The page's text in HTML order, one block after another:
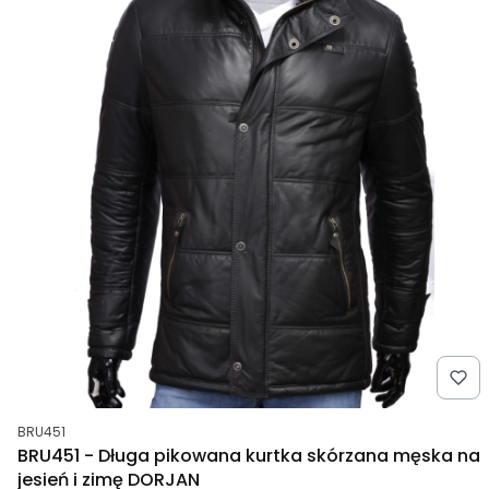
Kod produktu
BRU451
BRU451 - Długa pikowana kurtka skórzana męska na
jesień i zimę DORJAN